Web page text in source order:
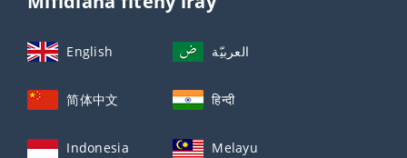
English العربيّة
简体中文 हिन्दी
Indonesia Melayu